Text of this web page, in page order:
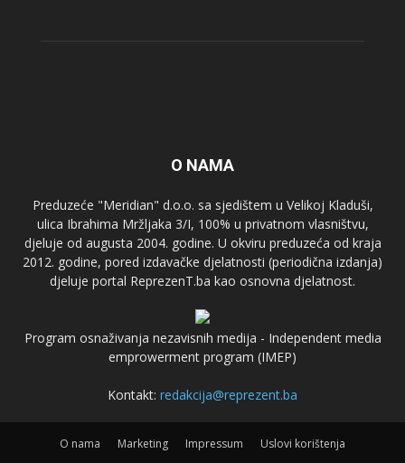
O NAMA
Preduzeće "Meridian" d.o.o. sa sjedištem u Velikoj Kladuši,
ulica Ibrahima Mržljaka 3/I, 100% u privatnom vlasništvu,
djeluje od augusta 2004. godine. U okviru preduzeća od kraja
2012. godine, pored izdavačke djelatnosti (periodična izdanja)
djeluje portal ReprezenT.ba kao osnovna djelatnost.
Program osnaživanja nezavisnih medija - Independent media
emprowerment program (IMEP)
Kontakt: redakcija@reprezent.ba
O nama Marketing Impressum Uslovi korištenja